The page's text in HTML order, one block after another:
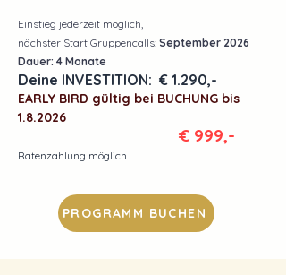
Einstieg jederzeit möglich,
nächster Start Gruppencalls: September 2026
Dauer: 4 Monate
Deine INVESTITION: € 1.290,-
EARLY BIRD gültig bei BUCHUNG bis
1.8.2026
€ 999,-
Ratenzahlung möglich
PROGRAMM BUCHEN